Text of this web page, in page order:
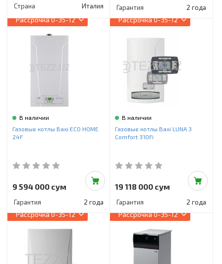
Страна Италия Гарантия 2 года
Рассрочка0-35-12
В наличии
Газовые котлы Baxi ECO HOME
24F
9 594 000 сум
Гарантия 2 года
Рассрочка0-35-12
В наличии
Газовые котлы Baxi LUNA 3
Comfort 310Fi
19 118 000 сум
Гарантия 2 года
Рассрочка0-35-12 Рассрочка0-35-12